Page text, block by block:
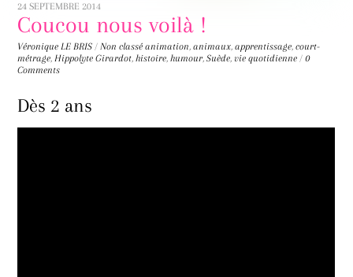
24 SEPTEMBRE 2014
Coucou nous voilà !
Véronique LE BRIS / Non classé animation,animaux,apprentissage,court-
métrage,Hippolyte Girardot,histoire,humour,Suède,vie quotidienne / 0
Comments
Dès 2 ans